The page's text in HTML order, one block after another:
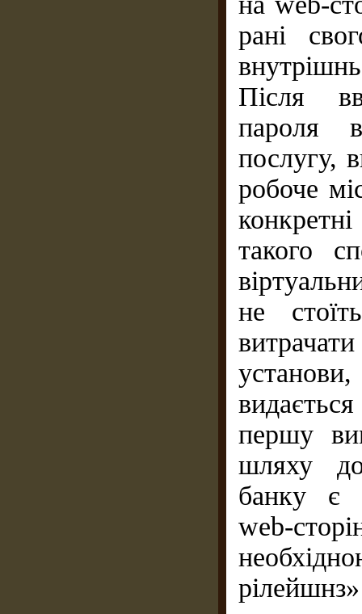
рані
Після
пароля
послугу,
робоче
такого
не
першу
шляху
банку є
web-